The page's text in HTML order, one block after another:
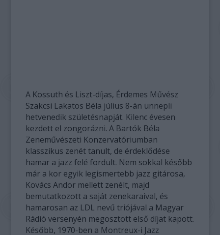
A Kossuth és Liszt-díjas, Érdemes Művész
Szakcsi Lakatos Béla július 8-án ünnepli
hetvenedik születésnapját. Kilenc évesen
kezdett el zongorázni. A Bartók Béla
Zeneművészeti Konzervatóriumban
klasszikus zenét tanult, de érdeklődése
hamar a jazz felé fordult. Nem sokkal később
már a kor egyik legismertebb jazz gitárosa,
Kovács Andor mellett zenélt, majd
bemutatkozott a saját zenekaraival, és
hamarosan az LDL nevű triójával a Magyar
Rádió versenyén megosztott első díjat kapott.
Később, 1970-ben a Montreux-i Jazz